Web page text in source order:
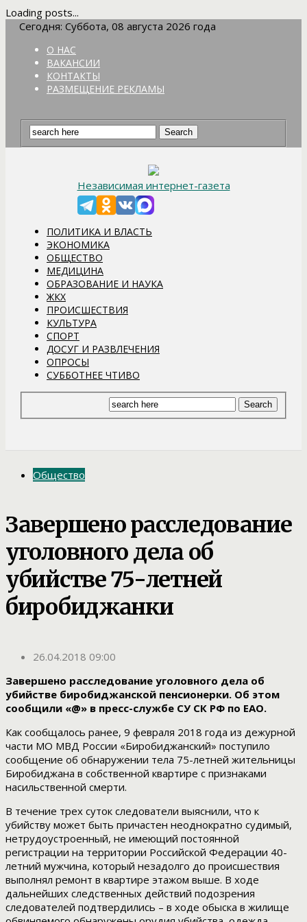
Loading posts...
Сегодня: Суббота, 08 августа 2026 года
О НАС
ВАКАНСИИ
КОНТАКТЫ
РАЗМЕЩЕНИЕ РЕКЛАМЫ
Независимая интернет-газета
ПОЛИТИКА И ВЛАСТЬ
ЭКОНОМИКА
ОБЩЕСТВО
МЕДИЦИНА
ОБРАЗОВАНИЕ И НАУКА
ЖКХ
ПРОИСШЕСТВИЯ
КУЛЬТУРА
СПОРТ
ДОСУГ И РАЗВЛЕЧЕНИЯ
ОПРОСЫ
СУББОТНЕЕ ЧТИВО
Общество
Завершено расследование
уголовного дела об
убийстве 75-летней
биробиджанки
26.04.2018 09:00
Завершено расследование уголовного дела об
убийстве биробиджанской пенсионерки. Об этом
сообщили «@» в пресс-службе СУ СК РФ по ЕАО.
Как сообщалось ранее, 9 февраля 2018 года из дежурной
части МО МВД России «Биробиджанский» поступило
сообщение об обнаружении тела 75-летней жительницы
Биробиджана в собственной квартире с признаками
насильственной смерти.
В течение трех суток следователи выяснили, что к
убийству может быть причастен неоднократно судимый,
нетрудоустроенный, не имеющий постоянной
регистрации на территории Российской Федерации 40-
летний мужчина, который незадолго до происшествия
выполнял ремонт в квартире этажом выше. В ходе
дальнейших следственных действий подозрения
следователей подтвердились – в ходе обыска в жилище